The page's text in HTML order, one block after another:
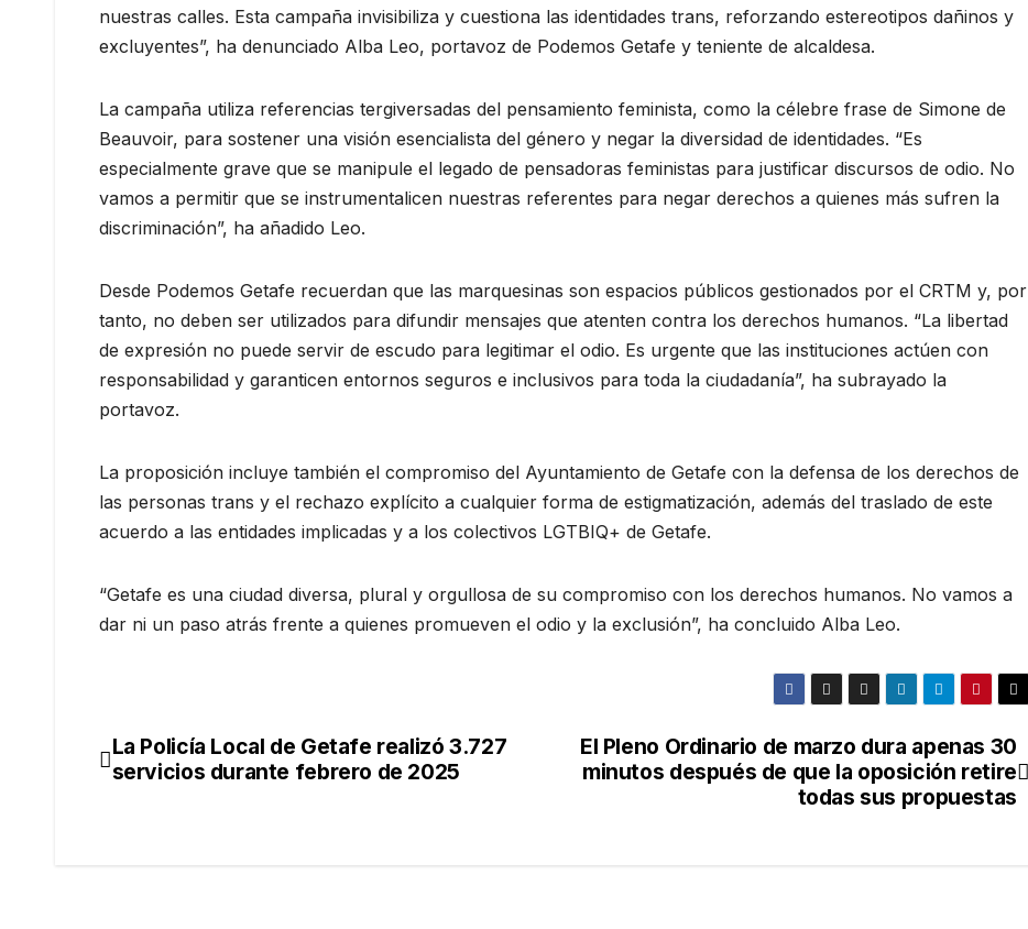
nuestras calles. Esta campaña invisibiliza y cuestiona las identidades trans, reforzando estereotipos dañinos y
excluyentes”, ha denunciado Alba Leo, portavoz de Podemos Getafe y teniente de alcaldesa.
La campaña utiliza referencias tergiversadas del pensamiento feminista, como la célebre frase de Simone de
Beauvoir, para sostener una visión esencialista del género y negar la diversidad de identidades. “Es
especialmente grave que se manipule el legado de pensadoras feministas para justificar discursos de odio. No
vamos a permitir que se instrumentalicen nuestras referentes para negar derechos a quienes más sufren la
discriminación”, ha añadido Leo.
Desde Podemos Getafe recuerdan que las marquesinas son espacios públicos gestionados por el CRTM y, por
tanto, no deben ser utilizados para difundir mensajes que atenten contra los derechos humanos. “La libertad
de expresión no puede servir de escudo para legitimar el odio. Es urgente que las instituciones actúen con
responsabilidad y garanticen entornos seguros e inclusivos para toda la ciudadanía”, ha subrayado la
portavoz.
La proposición incluye también el compromiso del Ayuntamiento de Getafe con la defensa de los derechos de
las personas trans y el rechazo explícito a cualquier forma de estigmatización, además del traslado de este
acuerdo a las entidades implicadas y a los colectivos LGTBIQ+ de Getafe.
“Getafe es una ciudad diversa, plural y orgullosa de su compromiso con los derechos humanos. No vamos a
dar ni un paso atrás frente a quienes promueven el odio y la exclusión”, ha concluido Alba Leo.
El Pleno Ordinario de marzo dura apenas 30
minutos después de que la oposición retire
todas sus propuestas
La Policía Local de Getafe realizó 3.727
servicios durante febrero de 2025